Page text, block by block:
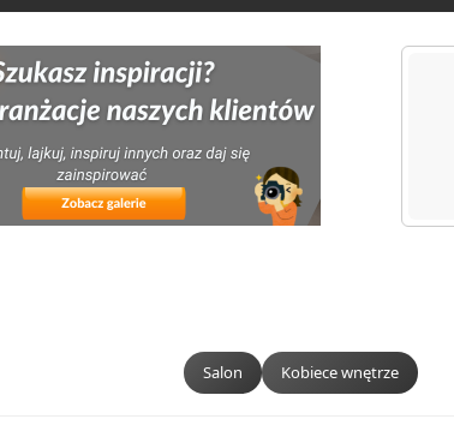
Salon Kobiece wnętrze